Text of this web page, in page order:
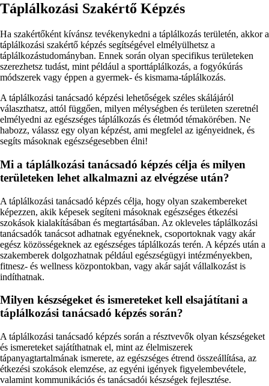
Táplálkozási Szakértő Képzés
Ha szakértőként kívánsz tevékenykedni a táplálkozás területén, akkor a
táplálkozási szakértő képzés segítségével elmélyülhetsz a
táplálkozástudományban. Ennek során olyan specifikus területeken
szerezhetsz tudást, mint például a sporttáplálkozás, a fogyókúrás
módszerek vagy éppen a gyermek- és kismama-táplálkozás.
A táplálkozási tanácsadó képzési lehetőségek széles skálájáról
választhatsz, attól függően, milyen mélységben és területen szeretnél
elmélyedni az egészséges táplálkozás és életmód témakörében. Ne
habozz, válassz egy olyan képzést, ami megfelel az igényeidnek, és
segíts másoknak egészségesebben élni!
Mi a táplálkozási tanácsadó képzés célja és milyen
területeken lehet alkalmazni az elvégzése után?
A táplálkozási tanácsadó képzés célja, hogy olyan szakembereket
képezzen, akik képesek segíteni másoknak egészséges étkezési
szokások kialakításában és megtartásában. Az okleveles táplálkozási
tanácsadók tanácsot adhatnak egyéneknek, csoportoknak vagy akár
egész közösségeknek az egészséges táplálkozás terén. A képzés után a
szakemberek dolgozhatnak például egészségügyi intézményekben,
fitnesz- és wellness központokban, vagy akár saját vállalkozást is
indíthatnak.
Milyen készségeket és ismereteket kell elsajátítani a
táplálkozási tanácsadó képzés során?
A táplálkozási tanácsadó képzés során a résztvevők olyan készségeket
és ismereteket sajátíthatnak el, mint az élelmiszerek
tápanyagtartalmának ismerete, az egészséges étrend összeállítása, az
étkezési szokások elemzése, az egyéni igények figyelembevétele,
valamint kommunikációs és tanácsadói készségek fejlesztése.